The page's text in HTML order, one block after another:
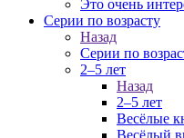
Это очень
Серии по возрасту
Назад
Серии по
2–5 лет
Назад
2–5 лет
Весёлые
Весёлый